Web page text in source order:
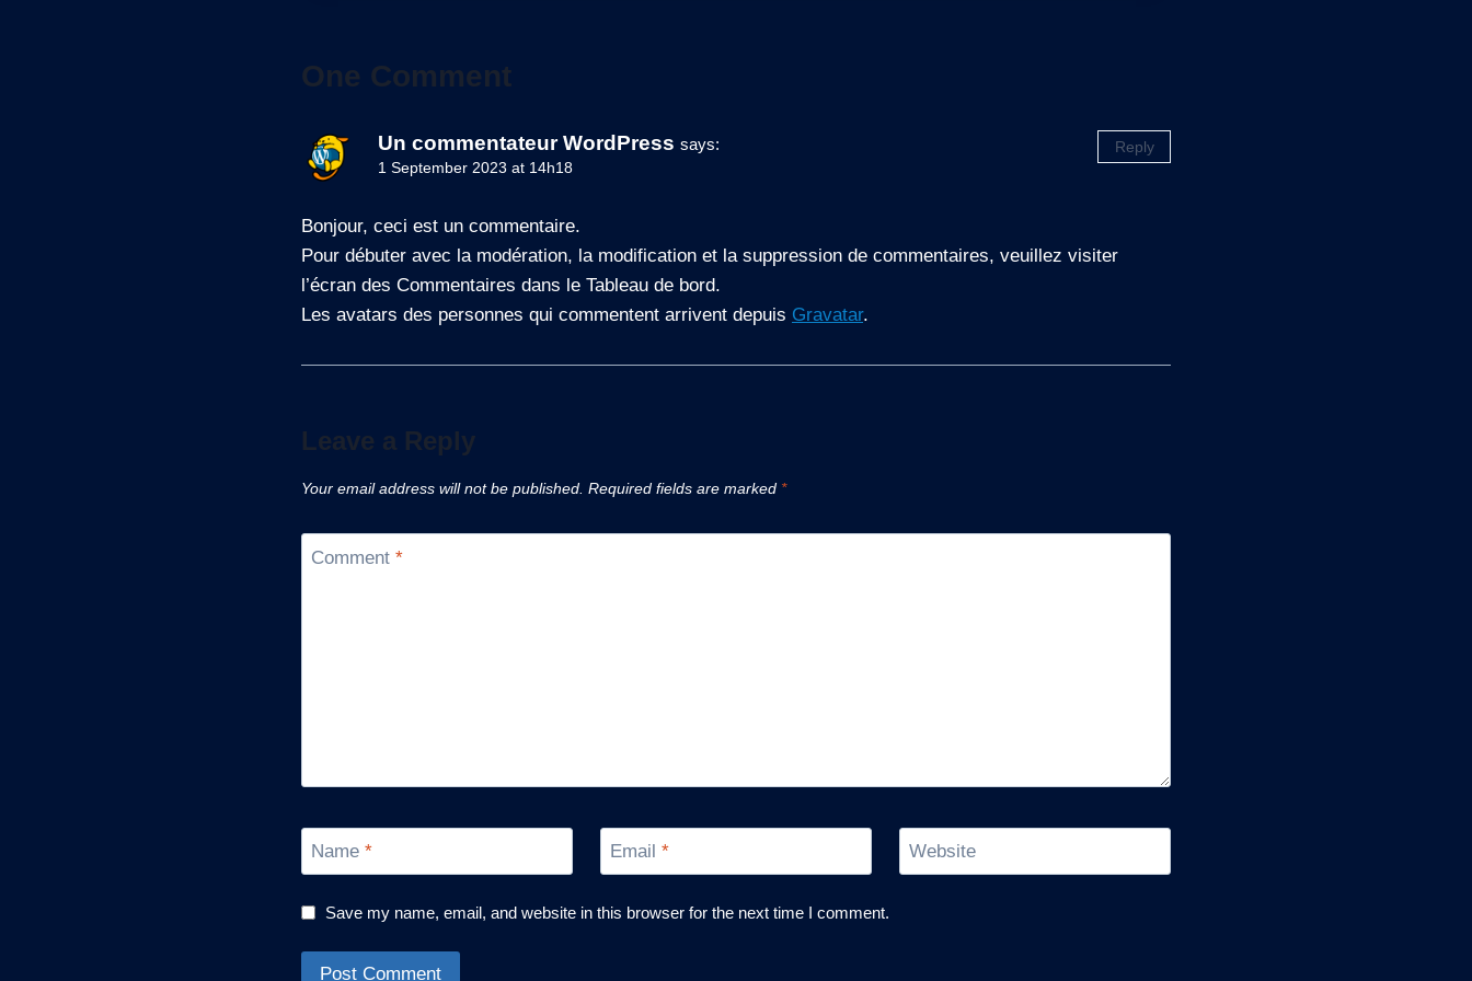
One Comment
Un commentateur WordPress says:
1 September 2023 at 14h18
Bonjour, ceci est un commentaire.
Pour débuter avec la modération, la modification et la suppression de commentaires, veuillez visiter
l’écran des Commentaires dans le Tableau de bord.
Les avatars des personnes qui commentent arrivent depuis Gravatar.
Reply
Leave a Reply
Your email address will not be published. Required fields are marked *
Comment *
Name * Email * Website
Save my name, email, and website in this browser for the next time I comment.